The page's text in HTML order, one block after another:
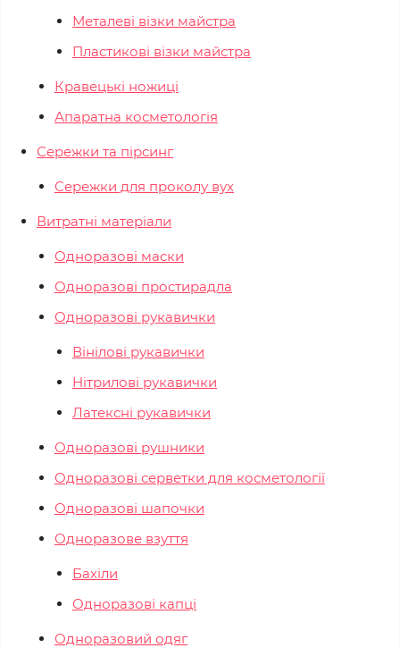
Металеві візки майстра
Пластикові візки майстра
Кравецькі ножиці
Апаратна косметологія
Сережки та пірсинг
Сережки для проколу вух
Витратні матеріали
Одноразові маски
Одноразові простирадла
Одноразові рукавички
Вінілові рукавички
Нітрилові рукавички
Латексні рукавички
Одноразові рушники
Одноразові серветки для косметології
Одноразові шапочки
Одноразове взуття
Бахіли
Одноразові капці
Одноразовий одяг